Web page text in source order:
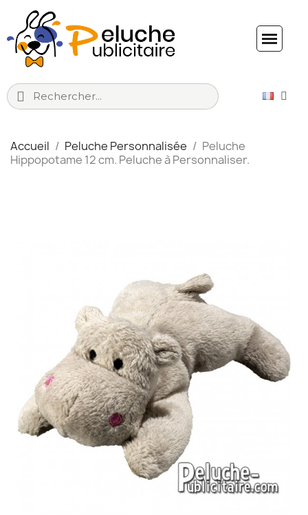
Accueil Peluche Personnalisée
Peluche
Hippopotame 12 cm. Peluche à Personnaliser.